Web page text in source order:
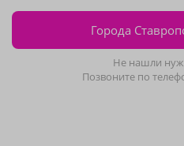
Города
Не нашли
Позвоните по